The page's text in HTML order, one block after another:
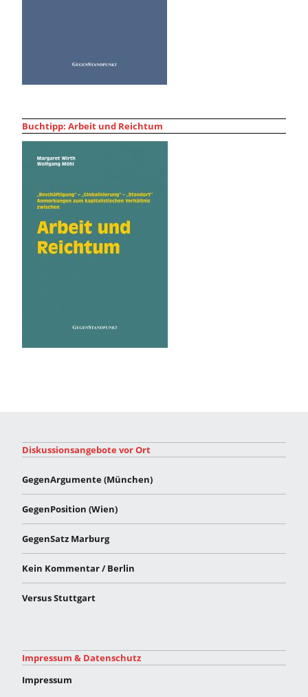
Buchtipp: Arbeit und Reichtum
Diskussionsangebote vor Ort
GegenArgumente (München)
GegenPosition (Wien)
GegenSatz Marburg
Kein Kommentar / Berlin
Versus Stuttgart
Impressum & Datenschutz
Impressum